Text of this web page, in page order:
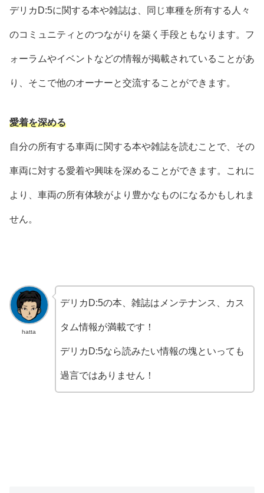
デリカD:5に関する本や雑誌は、同じ車種を所有する人々
のコミュニティとのつながりを築く手段ともなります。フ
ォーラムやイベントなどの情報が掲載されていることがあ
り、そこで他のオーナーと交流することができます。
愛着を深める
自分の所有する車両に関する本や雑誌を読むことで、その
車両に対する愛着や興味を深めることができます。これに
より、車両の所有体験がより豊かなものになるかもしれま
せん。
hatta
デリカD:5の本、雑誌はメンテナンス、カス
タム情報が満載です！
デリカD:5なら読みたい情報の塊といっても
過言ではありません！